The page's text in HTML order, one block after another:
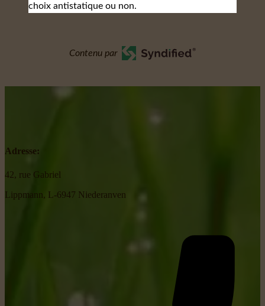
choix antistatique ou non.
Contenu par
Adresse:
42, rue Gabriel
Lippmann, L-6947 Niederanven